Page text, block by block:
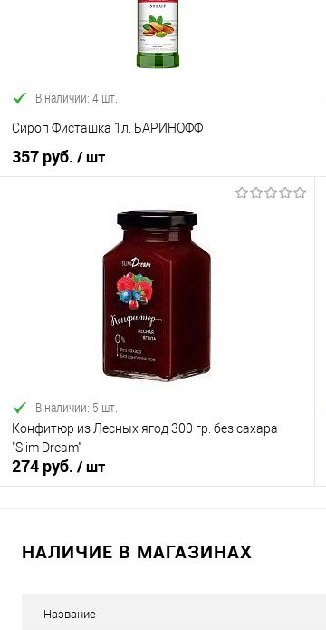
В наличии: 4 шт.
Сироп Фисташка 1л. БАРИНОФФ
357 руб. / шт
В корзину
В наличии
В наличии: 5 шт.
Конфитюр из Лесных ягод 300 гр. без сахара
"Slim Dream"
274 руб. / шт
В корзину
НАЛИЧИЕ В МАГАЗИНАХ
Название